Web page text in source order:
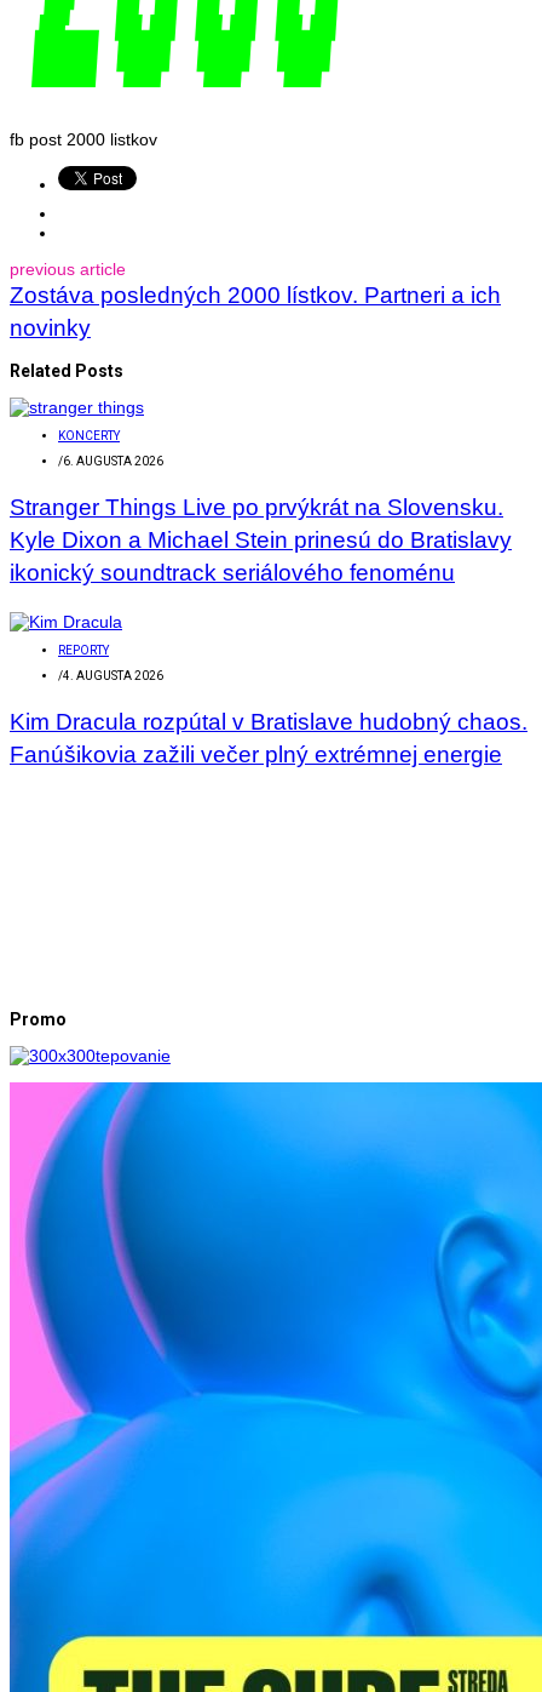
fb post 2000 listkov
previous article
Zostáva posledných 2000 lístkov. Partneri a ich
novinky
Related Posts
KONCERTY
/6. AUGUSTA 2026
Stranger Things Live po prvýkrát na Slovensku.
Kyle Dixon a Michael Stein prinesú do Bratislavy
ikonický soundtrack seriálového fenoménu
REPORTY
/4. AUGUSTA 2026
Kim Dracula rozpútal v Bratislave hudobný chaos.
Fanúšikovia zažili večer plný extrémnej energie
Promo